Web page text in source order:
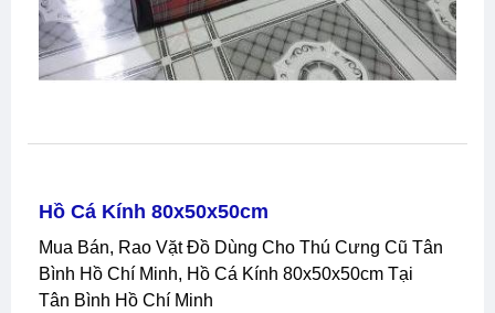
Hồ Cá Kính 80x50x50cm
Mua Bán, Rao Vặt Đồ Dùng Cho Thú Cưng Cũ Tân
Bình Hồ Chí Minh, Hồ Cá Kính 80x50x50cm Tại
Tân Bình Hồ Chí Minh